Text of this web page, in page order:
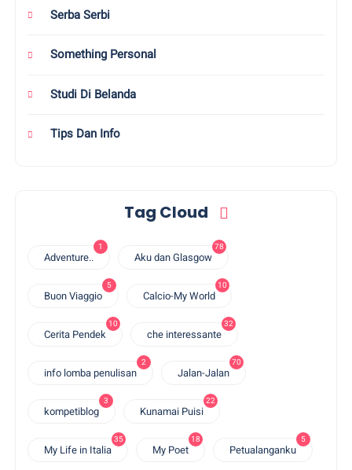
Serba Serbi
Something Personal
Studi Di Belanda
Tips Dan Info
Tag Cloud
Adventure..
1
Aku dan Glasgow
78
Buon Viaggio
5
Calcio-My World
10
Cerita Pendek
10
che interessante
32
info lomba penulisan
2
Jalan-Jalan
70
kompetiblog
3
Kunamai Puisi
22
My Life in Italia
35
My Poet
18
Petualanganku
5